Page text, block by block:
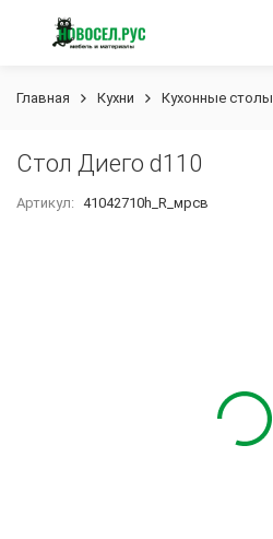
Главная Кухни Кухонные столы
Стол Диего d110
Артикул: 41042710h_R_мрсв